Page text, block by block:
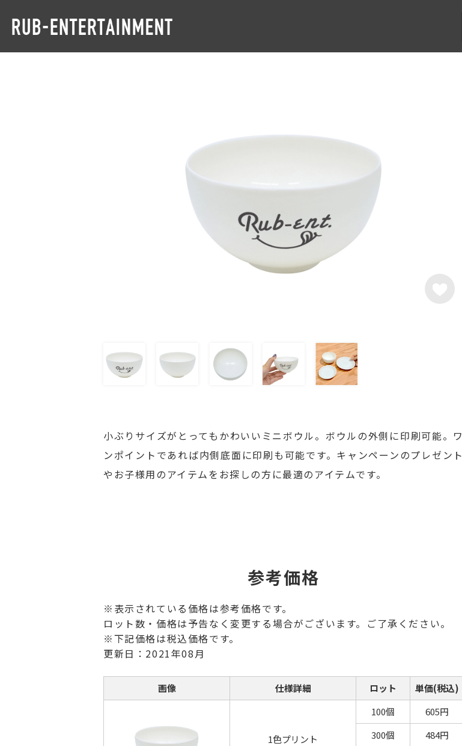
小ぶりサイズがとってもかわいいミニボウル。ボウルの外側に印刷可能。ワ
ンポイントであれば内側底面に印刷も可能です。キャンペーンのプレゼント
やお子様用のアイテムをお探しの方に最適のアイテムです。
参考価格
※表示されている価格は参考価格です。
ロット数・価格は予告なく変更する場合がございます。ご了承ください。
※下記価格は税込価格です。
更新日：2021年08月
画像 仕様詳細 ロット 単価(税込)
1色プリント
100個
605円
300個
484円